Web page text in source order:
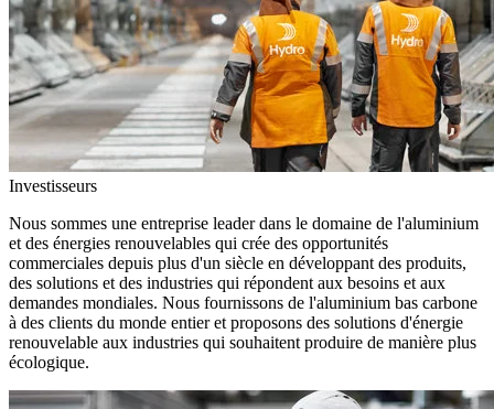
Investisseurs
Nous sommes une entreprise leader dans le domaine de l'aluminium
et des énergies renouvelables qui crée des opportunités
commerciales depuis plus d'un siècle en développant des produits,
des solutions et des industries qui répondent aux besoins et aux
demandes mondiales. Nous fournissons de l'aluminium bas carbone
à des clients du monde entier et proposons des solutions d'énergie
renouvelable aux industries qui souhaitent produire de manière plus
écologique.